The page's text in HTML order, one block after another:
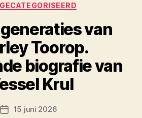
van
Toorop.
biografie van
Krul
Berichtdatum
15 juni 2026